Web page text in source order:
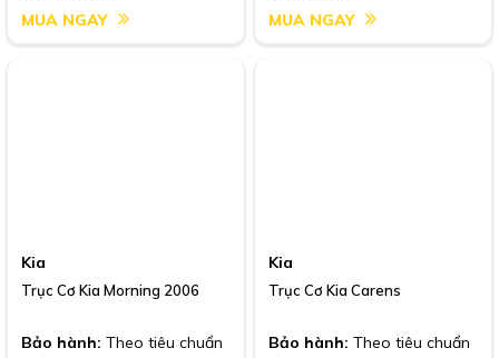
MUA NGAY
MUA NGAY
Kia
Trục Cơ Kia Morning 2006
Bảo hành: Theo tiêu chuẩn
Kia
Trục Cơ Kia Carens
Bảo hành: Theo tiêu chuẩn